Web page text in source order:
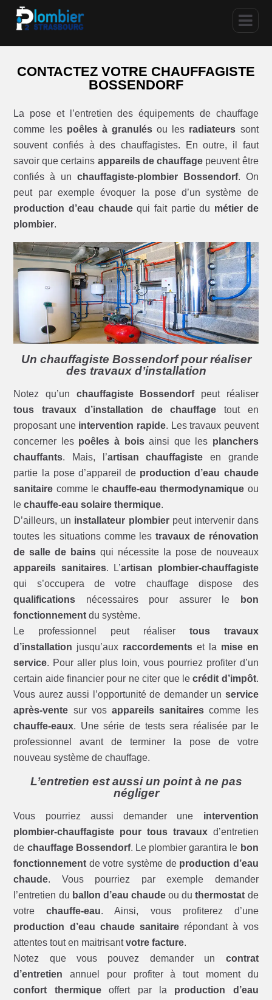
CONTACTEZ VOTRE CHAUFFAGISTE
BOSSENDORF
La pose et l’entretien des équipements de chauffage
comme les poêles à granulés ou les radiateurs sont
souvent confiés à des chauffagistes. En outre, il faut
savoir que certains appareils de chauffagepeuvent être
confiés à un chauffagiste-plombier Bossendorf. On
peut par exemple évoquer la pose d’un système de
production d’eau chaudequi fait partie du métier de
plombier.
Un chauffagiste Bossendorf pour réaliser
des travaux d’installation
Notez qu’un chauffagiste Bossendorfpeut réaliser
tous travaux d’installation de chauffage tout en
proposant une intervention rapide. Les travaux peuvent
concerner les poêles à boisainsi que les planchers
chauffants. Mais, l’artisan chauffagiste en grande
partie la pose d’appareil de production d’eau chaude
sanitaire comme lechauffe-eau thermodynamique ou
lechauffe-eau solaire thermique.
D’ailleurs, un installateur plombierpeut intervenir dans
toutes les situations comme lestravaux de rénovation
de salle de bains qui nécessite la pose de nouveaux
appareils sanitaires. L’artisan plombier-chauffagiste
qui s’occupera de votre chauffage dispose des
qualifications nécessaires pour assurer le
bon
fonctionnement du système.
Le professionnel peut réaliser tous travaux
d’installation jusqu’aux raccordements et la mise en
service. Pour aller plus loin, vous pourriez profiter d’un
certain aide financier pour ne citer que lecrédit d’impôt.
Vous aurez aussi l’opportunité de demander un service
après-vente sur vos appareils sanitaires comme les
chauffe-eaux. Une série de tests sera réalisée par le
professionnel avant de terminer la pose de votre
nouveau système de chauffage.
L’entretien est aussi un point à ne pas
négliger
Vous pourriez aussi demander une intervention
plombier-chauffagiste pour tous travauxd’entretien
de chauffage Bossendorf. Le plombier garantira le bon
fonctionnement de votre système de production d’eau
chaude. Vous pourriez par exemple demander
l’entretien du ballon d’eau chaude ou duthermostat de
votrechauffe-eau. Ainsi, vous profiterez d’une
production d’eau chaude sanitaire répondant à vos
attentes tout en maitrisantvotre facture.
Notez que vous pouvez demander un contrat
d’entretien annuel pour profiter à tout moment du
confort thermiqueoffert par la production d’eau